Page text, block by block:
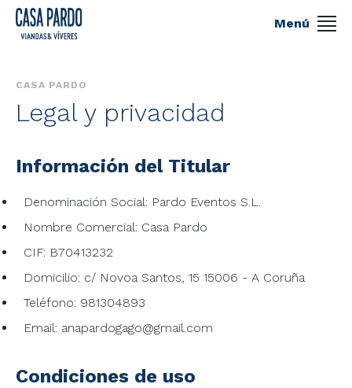
Menú
CASA PARDO
Legal y privacidad
Información del Titular
Denominación Social: Pardo Eventos S.L.
Nombre Comercial: Casa Pardo
CIF: B70413232
Domicilio: c/ Novoa Santos, 15 15006 - A Coruña
Teléfono: 981304893
Email: anapardogago@gmail.com
Condiciones de uso